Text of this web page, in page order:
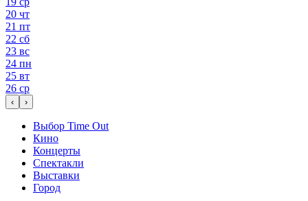
20 чт
21 пт
22 сб
23 вс
24 пн
25 вт
26 ср
‹ ›
Выбор Time Out
Кино
Концерты
Спектакли
Выставки
Город